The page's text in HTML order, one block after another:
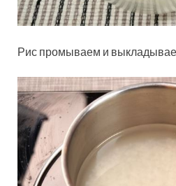
Рис промываем и